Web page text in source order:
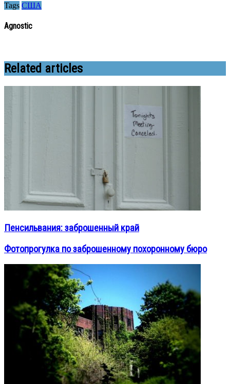
Tags США
Agnostic
Related articles
Пенсильвания: заброшенный край
Фотопрогулка по заброшенному похоронному бюро